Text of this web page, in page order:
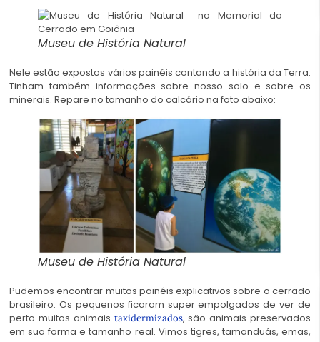
Museu de História Natural
Nele estão expostos vários painéis contando a história da Terra.
Tinham também informações sobre nosso solo e sobre os
minerais. Repare no tamanho do calcário na foto abaixo:
Museu de História Natural
Pudemos encontrar muitos painéis explicativos sobre o cerrado
brasileiro. Os pequenos ficaram super empolgados de ver de
perto muitos animais taxidermizados, são animais preservados
em sua forma e tamanho real. Vimos tigres, tamanduás, emas,